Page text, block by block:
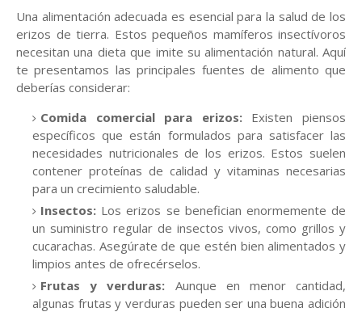
Una alimentación adecuada es esencial para la salud de los
erizos de tierra. Estos pequeños mamíferos insectívoros
necesitan una dieta que imite su alimentación natural. Aquí
te presentamos las principales fuentes de alimento que
deberías considerar:
Comida comercial para erizos:Existen piensos
específicos que están formulados para satisfacer las
necesidades nutricionales de los erizos. Estos suelen
contener proteínas de calidad y vitaminas necesarias
para un crecimiento saludable.
Insectos: Los erizos se benefician enormemente de
un suministro regular de insectos vivos, como grillos y
cucarachas. Asegúrate de que estén bien alimentados y
limpios antes de ofrecérselos.
Frutas y verduras: Aunque en menor cantidad,
algunas frutas y verduras pueden ser una buena adición